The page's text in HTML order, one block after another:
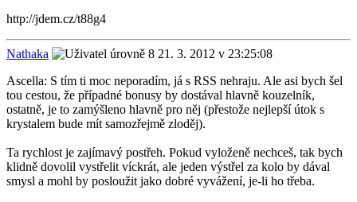
http://jdem.cz/t88g4
Nathaka
21. 3. 2012 v 23:25:08
Ascella: S tím ti moc neporadím, já s RSS nehraju. Ale asi bych šel
tou cestou, že případné bonusy by dostával hlavně kouzelník,
ostatně, je to zamýšleno hlavně pro něj (přestože nejlepší útok s
krystalem bude mít samozřejmě zloděj).
Ta rychlost je zajímavý postřeh. Pokud vyloženě nechceš, tak bych
klidně dovolil vystřelit víckrát, ale jeden výstřel za kolo by dával
smysl a mohl by posloužit jako dobré vyvážení, je-li ho třeba.